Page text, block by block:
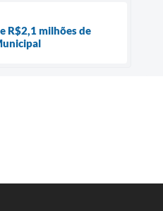
R$2,1 milhões de